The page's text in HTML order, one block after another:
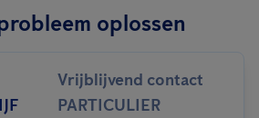
oplossen
Vrijblijvend contact
PARTICULIER